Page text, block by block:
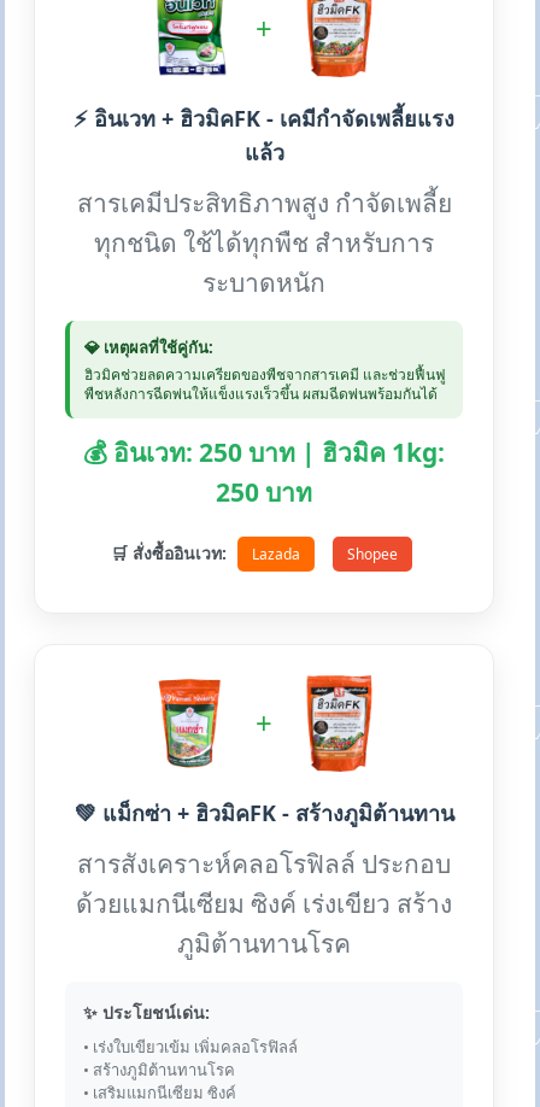
+
⚡ อินเวท + ฮิวมิคFK - เคมีกำจัดเพลี้ยแรง
แล้ว
สารเคมีประสิทธิภาพสูง กำจัดเพลี้ย
ทุกชนิด ใช้ได้ทุกพืช สำหรับการ
ระบาดหนัก
💎 เหตุผลที่ใช้คู่กัน:
ฮิวมิคช่วยลดความเครียดของพืชจากสารเคมี และช่วยฟื้นฟู
พืชหลังการฉีดพ่นให้แข็งแรงเร็วขึ้น ผสมฉีดพ่นพร้อมกันได้
💰 อินเวท: 250 บาท | ฮิวมิค 1kg:
250 บาท
🛒 สั่งซื้ออินเวท: Lazada Shopee
+
💚 แม็กซ่า + ฮิวมิคFK - สร้างภูมิต้านทาน
สารสังเคราะห์คลอโรฟิลล์ ประกอบ
ด้วยแมกนีเซียม ซิงค์ เร่งเขียว สร้าง
ภูมิต้านทานโรค
✨ ประโยชน์เด่น:
• เร่งใบเขียวเข้ม เพิ่มคลอโรฟิลล์
• สร้างภูมิต้านทานโรค
• เสริมแมกนีเซียม ซิงค์